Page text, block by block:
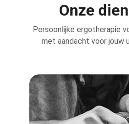
Onze
Persoonlijke ergotherapie
met aandacht voor jouw